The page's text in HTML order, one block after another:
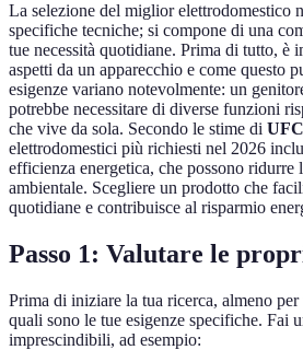
La selezione del miglior elettrodomestico
specifiche tecniche; si compone di una
tue necessità quotidiane. Prima di tutto, è
aspetti da un apparecchio e come questo
esigenze variano notevolmente: un
potrebbe necessitare di diverse funzioni
che vive da sola. Secondo le stime di
elettrodomestici più richiesti nel 2026
efficienza energetica, che possono
ambientale. Scegliere un prodotto che
quotidiane e contribuisce al risparmio
Passo 1: Valutare le
Prima di iniziare la tua ricerca, almeno
quali sono le tue esigenze specifiche. Fai
imprescindibili, ad esempio: